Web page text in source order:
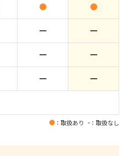
：取扱あり ：取扱なし